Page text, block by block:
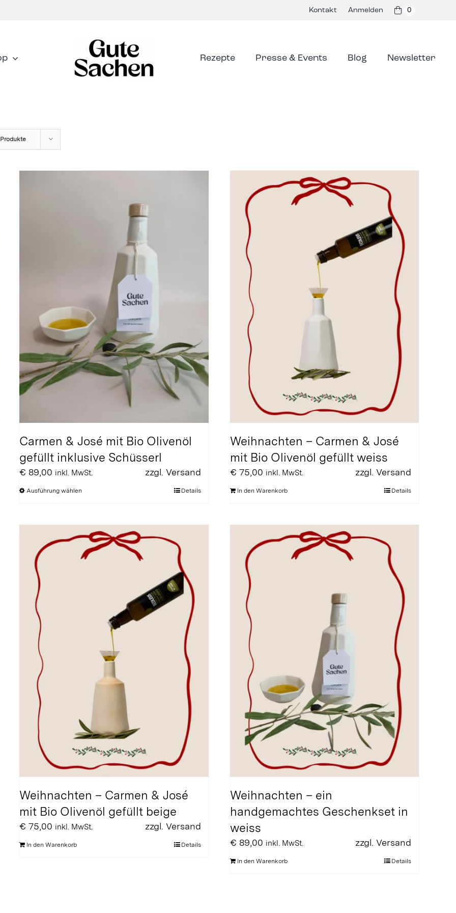
Kontakt Anmelden 0
Rezepte Presse & Events Blog Newsletter
Carmen & José mit Bio Olivenöl
gefüllt inklusive Schüsserl
€ 89,00 inkl. MwSt. zzgl. Versand
Ausführung wählen
mehrere
Varianten
auf.
Produktseite
gewählt
werden
Details
Weihnachten – Carmen & José
mit Bio Olivenöl gefüllt weiss
€ 75,00 inkl. MwSt. zzgl. Versand
In den Warenkorb Details
Weihnachten – Carmen & José
mit Bio Olivenöl gefüllt beige
€ 75,00 inkl. MwSt. zzgl. Versand
In den Warenkorb Details
Weihnachten – ein
handgemachtes Geschenkset in
weiss
€ 89,00 inkl. MwSt. zzgl. Versand
In den Warenkorb Details